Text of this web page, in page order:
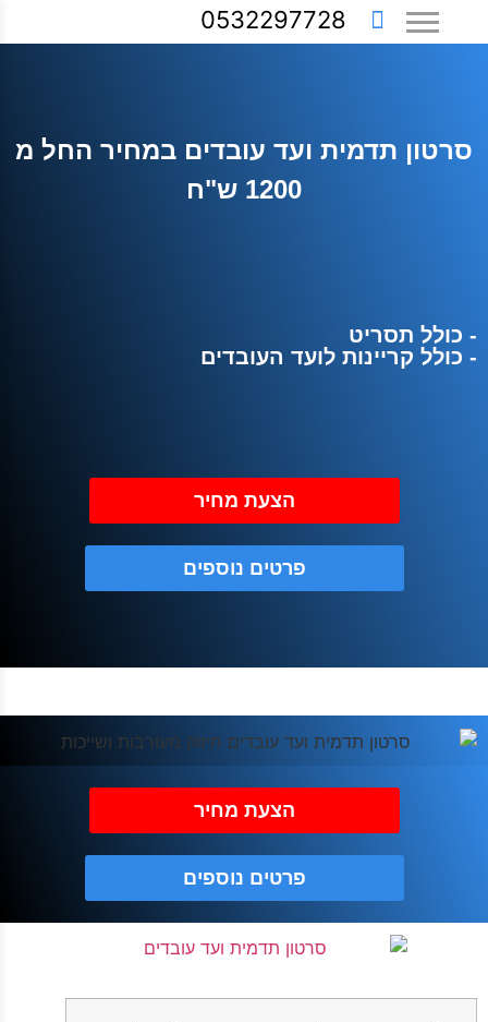
0532297728
סרטון תדמית ועד עובדים במחיר החל מ
1200 ש"ח
- כולל תסריט
- כולל קריינות לועד העובדים
הצעת מחיר
פרטים נוספים
הצעת מחיר
פרטים נוספים